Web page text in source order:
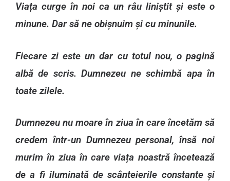
Viața curge în noi ca un râu liniștit și este o
minune. Dar să ne obișnuim și cu minunile.
Fiecare zi este un dar cu totul nou, o pagină
albă de scris. Dumnezeu ne schimbă apa în
toate zilele.
Dumnezeu nu moare în ziua în care încetăm să
credem într-un Dumnezeu personal, însă noi
murim în ziua în care viața noastră încetează
de a fi iluminată de scânteierile constante și